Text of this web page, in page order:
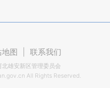
图 联系我们
雄安新区管理委员会
All Rights Reserved.